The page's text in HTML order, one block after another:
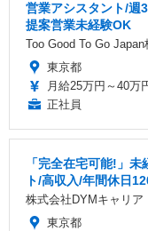
営業アシスタント/週
提案営業未経験OK
Too Good To Go Japan
東京都
月給25万円～40万
正社員
「完全在宅可能!」
ト/高収入/年間休日
株式会社DYMキャリア
東京都